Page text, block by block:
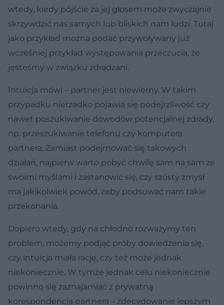
wtedy, kiedy pójście za jej głosem może zwyczajnie
skrzywdzić nas samych lub bliskich nam ludzi. Tutaj
jako przykład można podać przywoływany już
wcześniej przykład występowania przeczucia, że
jesteśmy w związku zdradzani.
Intuicja mówi – partner jest niewierny. W takim
przypadku nierzadko pojawia się podejrzliwość czy
nawet poszukiwanie dowodów potencjalnej zdrady,
np. przeszukiwanie telefonu czy komputera
partnera. Zamiast podejmować się takowych
działań, najpierw warto pobyć chwilę sam na sam ze
swoimi myślami i zastanowić się, czy szósty zmysł
ma jakikolwiek powód, żeby podsuwać nam takie
przekonania.
Dopiero wtedy, gdy na chłodno rozważymy ten
problem, możemy podjąć próby dowiedzenia się,
czy intuicja miała rację, czy też może jednak
niekoniecznie. W tymże jednak celu niekoniecznie
powinno się zaznajamiać z prywatną
korespondencją partnera – zdecydowanie lepszym